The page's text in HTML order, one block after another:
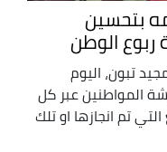
بتحسين
الوطن
تبون، اليوم
المواطنين عبر كل
تم انجازها او تلك